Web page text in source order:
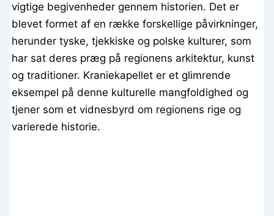
vigtige begivenheder gennem historien. Det er
blevet formet af en række forskellige påvirkninger,
herunder tyske, tjekkiske og polske kulturer, som
har sat deres præg på regionens arkitektur, kunst
og traditioner. Kraniekapellet er et glimrende
eksempel på denne kulturelle mangfoldighed og
tjener som et vidnesbyrd om regionens rige og
varierede historie.